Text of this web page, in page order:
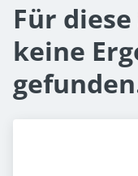
Für
keine